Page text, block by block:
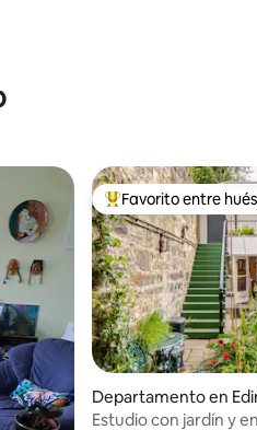
Favorito entre los
Favorito entre
Departamento en
Estudio con jardín y